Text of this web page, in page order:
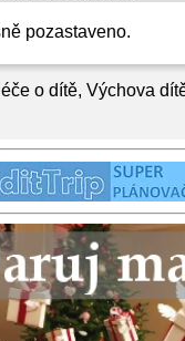
o dítě, Výchova
pozastaveno.